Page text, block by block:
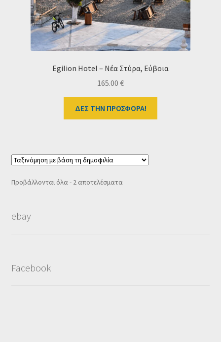
Egilion Hotel – Νέα Στύρα, Εύβοια
165.00 €
ΔΕΣ ΤΗΝ ΠΡΟΣΦΟΡΑ!
Προβάλλονται όλα - 2 αποτελέσματαSorted
ebay
Facebook